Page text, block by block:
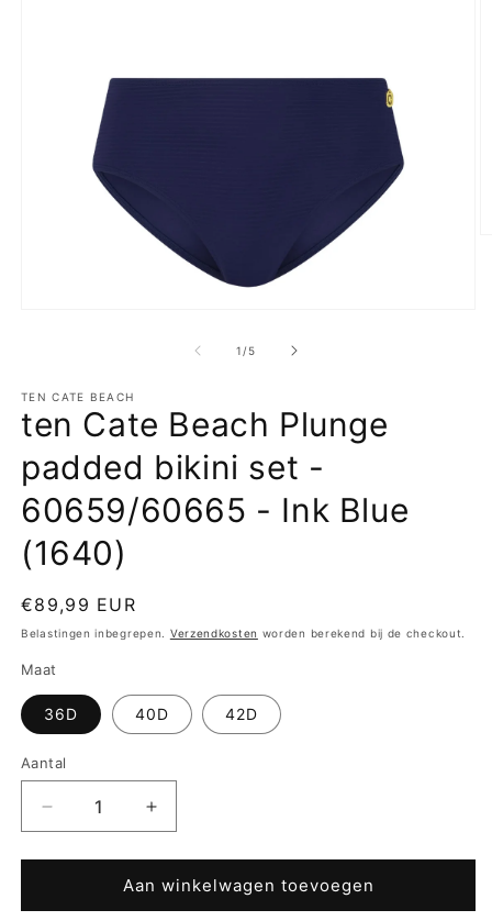
1 /van
5
TEN CATE BEACH
ten Cate Beach Plunge
padded bikini set -
60659/60665 - Ink Blue
(1640)
Normale
prijs
€89,99 EUR
Belastingen inbegrepen. Verzendkosten worden berekend bij de checkout.
Maat
36D 40D 42D
Aantal
Aantal
verlagen
voor
Cate
Aantal
verhogen
voor
ten
Cate
Aan winkelwagen toevoegen